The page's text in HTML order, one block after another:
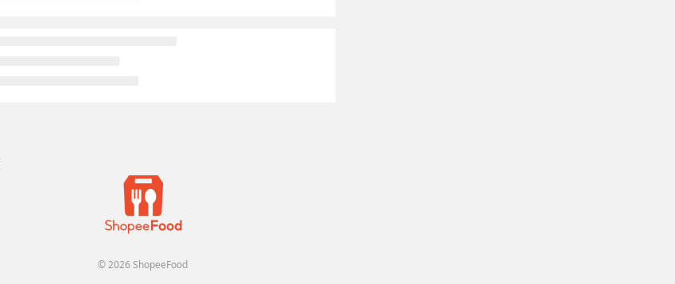
© 2026 ShopeeFood